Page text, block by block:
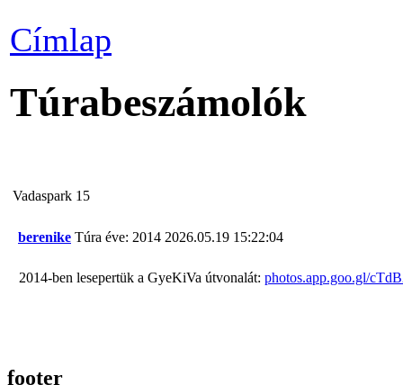
Címlap
Túrabeszámolók
Vadaspark 15
berenike Túra éve: 2014 2026.05.19 15:22:04
2014-ben lesepertük a GyeKiVa útvonalát: photos.app.goo.gl/
footer